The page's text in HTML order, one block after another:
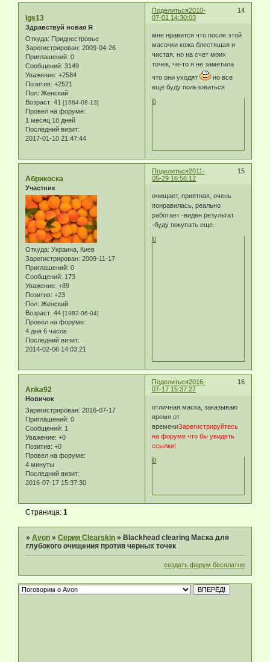
Поделиться 14
2010-
07-01 14:30:03
lgs13
Здравствуй новая Я
Откуда: Приднестровье
Зарегистрирован: 2009-04-26
Приглашений: 0
Сообщений: 3149
Уважение: +2584
Позитив: +2521
Пол: Женский
Возраст: 41 [1984-08-13]
Провел на форуме:
1 месяц 18 дней
Последний визит:
2017-01-10 21:47:44
мне нравится что после этой
масочки кожа блестящая и
чистая, но на счет моих
точек, че-то я не заметила
что они уходят
но все
еще буду пользоваться
0
Поделиться 15
2011-
05-29 16:56:12
Абрикоска
Участник
Откуда: Украина, Киев
Зарегистрирован: 2009-11-17
Приглашений: 0
Сообщений: 173
Уважение: +89
Позитив: +23
Пол: Женский
Возраст: 44 [1982-06-04]
Провел на форуме:
4 дня 6 часов
Последний визит:
2014-02-06 14:03:21
очищает, приятная, очень
понравилась, реально
работает -виден результат
-буду покупать еще.
0
Поделиться 16
2016-
07-17 15:37:27
Anka92
Новичок
Зарегистрирован: 2016-07-17
Приглашений: 0
Сообщений: 1
Уважение: +0
Позитив: +0
Провел на форуме:
4 минуты
Последний визит:
2016-07-17 15:37:30
отличная маска, заказываю
время от
времениЗарегистрируйтесь
на форуме что бы увидеть
ссылки!
0
Страница:1
»Avon »Серия Clearskin » Blackhead clearing Маска для
глубокого очищения против черных точек
создать форум бесплатно